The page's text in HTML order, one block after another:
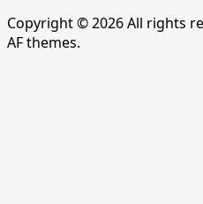
Copyright © 2026 All rights
AF themes.